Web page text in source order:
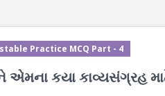
Practice MCQ Part - 4
કયા કાવ્યસંગ્રહ